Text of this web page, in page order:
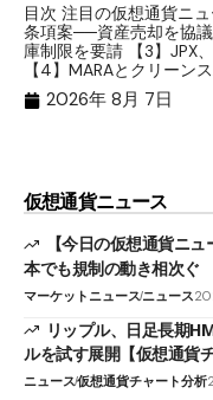
目次 注目の仮想通貨ニ
条項案──資産売却を協
庫制限を要請 【3】JPX
【4】MARAとクリーン
2026年 8月 7日
仮想通貨ニュース
【今日の仮想通貨ニ
本でも規制の動き相次ぐ
マーケットニュースニュース
リップル、日足長期
ルを試す展開【仮想通貨
ニュース仮想通貨チャート分析